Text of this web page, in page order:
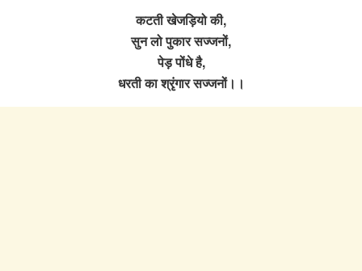
कटती खेजड़ियो की,
सुन लो पुकार सज्जनों,
पेड़ पोंधे है,
धरती का श्रृंगार सज्जनों।।